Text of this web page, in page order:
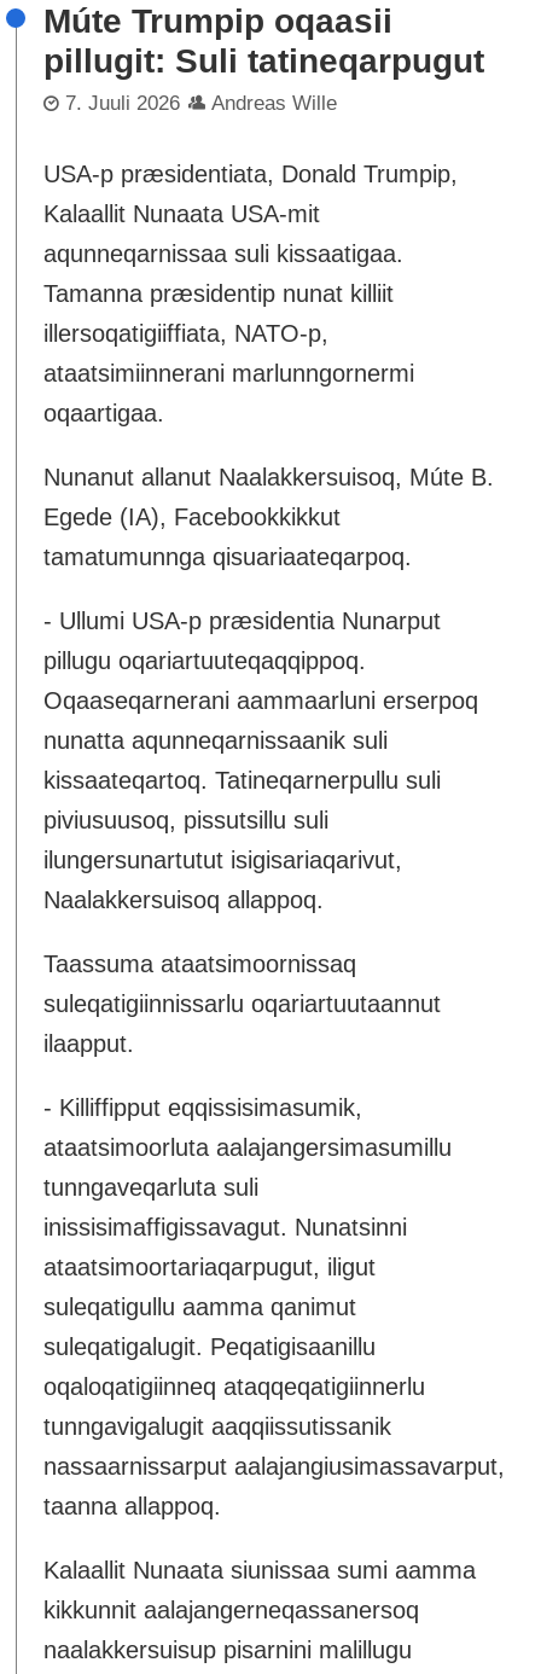
Múte Trumpip oqaasii
pillugit: Suli tatineqarpugut
7. Juuli 2026 Andreas Wille
USA-p præsidentiata, Donald Trumpip,
Kalaallit Nunaata USA-mit
aqunneqarnissaa suli kissaatigaa.
Tamanna præsidentip nunat killiit
illersoqatigiiffiata, NATO-p,
ataatsimiinnerani marlunngornermi
oqaartigaa.
Nunanut allanut Naalakkersuisoq, Múte B.
Egede (IA), Facebookkikkut
tamatumunnga qisuariaateqarpoq.
- Ullumi USA-p præsidentia Nunarput
pillugu oqariartuuteqaqqippoq.
Oqaaseqarnerani aammaarluni erserpoq
nunatta aqunneqarnissaanik suli
kissaateqartoq. Tatineqarnerpullu suli
piviusuusoq, pissutsillu suli
ilungersunartutut isigisariaqarivut,
Naalakkersuisoq allappoq.
Taassuma ataatsimoornissaq
suleqatigiinnissarlu oqariartuutaannut
ilaapput.
- Killiffipput eqqissisimasumik,
ataatsimoorluta aalajangersimasumillu
tunngaveqarluta suli
inissisimaffigissavagut. Nunatsinni
ataatsimoortariaqarpugut, iligut
suleqatigullu aamma qanimut
suleqatigalugit. Peqatigisaanillu
oqaloqatigiinneq ataqqeqatigiinnerlu
tunngavigalugit aaqqiissutissanik
nassaarnissarput aalajangiusimassavarput,
taanna allappoq.
Kalaallit Nunaata siunissaa sumi aamma
kikkunnit aalajangerneqassanersoq
naalakkersuisup pisarnini malillugu